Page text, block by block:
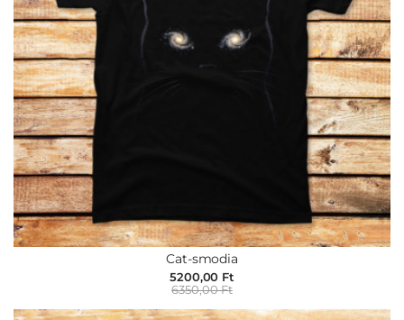
Cat-smodia
5200,00 Ft
6350,00 Ft